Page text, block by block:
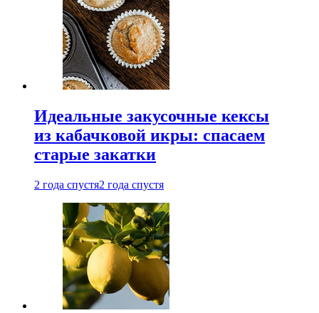
Идеальные закусочные кексы
из кабачковой икры: спасаем
старые закатки
2 года спустя2 года спустя